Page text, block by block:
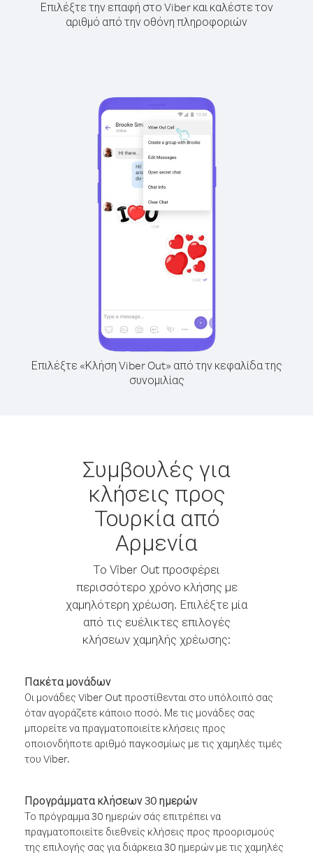
Επιλέξτε την επαφή στο Viber και καλέστε τον
αριθμό από την οθόνη πληροφοριών
Επιλέξτε «Κλήση Viber Out» από την κεφαλίδα της
συνομιλίας
Συμβουλές για
κλήσεις προς
Τουρκία από
Αρμενία
Το Viber Out προσφέρει
περισσότερο χρόνο κλήσης με
χαμηλότερη χρέωση. Επιλέξτε μία
από τις ευέλικτες επιλογές
κλήσεων χαμηλής χρέωσης:
Πακέτα μονάδων
Οι μονάδες Viber Out προστίθενται στο υπόλοιπό σας
όταν αγοράζετε κάποιο ποσό. Με τις μονάδες σας
μπορείτε να πραγματοποιείτε κλήσεις προς
οποιονδήποτε αριθμό παγκοσμίως με τις χαμηλές τιμές
του Viber.
Προγράμματα κλήσεων 30 ημερών
Το πρόγραμμα 30 ημερών σάς επιτρέπει να
πραγματοποιείτε διεθνείς κλήσεις προς προορισμούς
της επιλογής σας για διάρκεια 30 ημερών με τις χαμηλές